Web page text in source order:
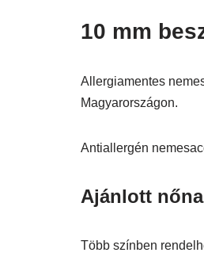
10 mm
Allergiamentes
Magyarországon.
Antiallergén
Ajánlott
Több színben